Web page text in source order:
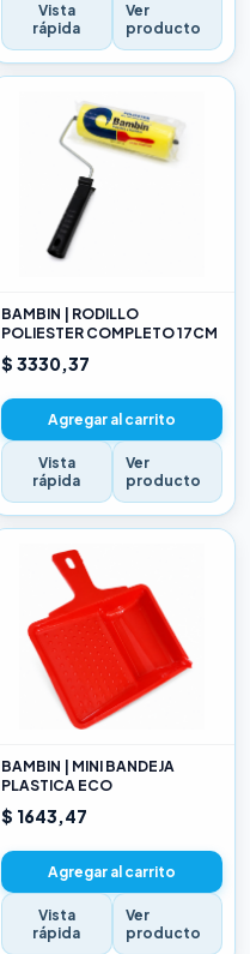
Vista
rápida
Ver
producto
BAMBIN | RODILLO
POLIESTER COMPLETO 17CM
$ 3330,37
Agregar al carrito
Vista
rápida
Ver
producto
BAMBIN | MINI BANDEJA
PLASTICA ECO
$ 1643,47
Agregar al carrito
Vista
rápida
Ver
producto